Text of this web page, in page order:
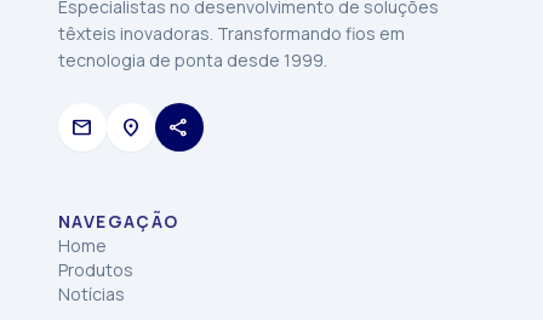
Especialistas no desenvolvimento de soluções
têxteis inovadoras. Transformando fios em
tecnologia de ponta desde 1999.
mail location_on share
NAVEGAÇÃO
Home
Produtos
Notícias